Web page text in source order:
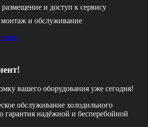
и доступ к сервису
монтаж и обслуживание
вашего оборудования уже сегодня!
обслуживание холодильного
гарантия надёжной и бесперебойной